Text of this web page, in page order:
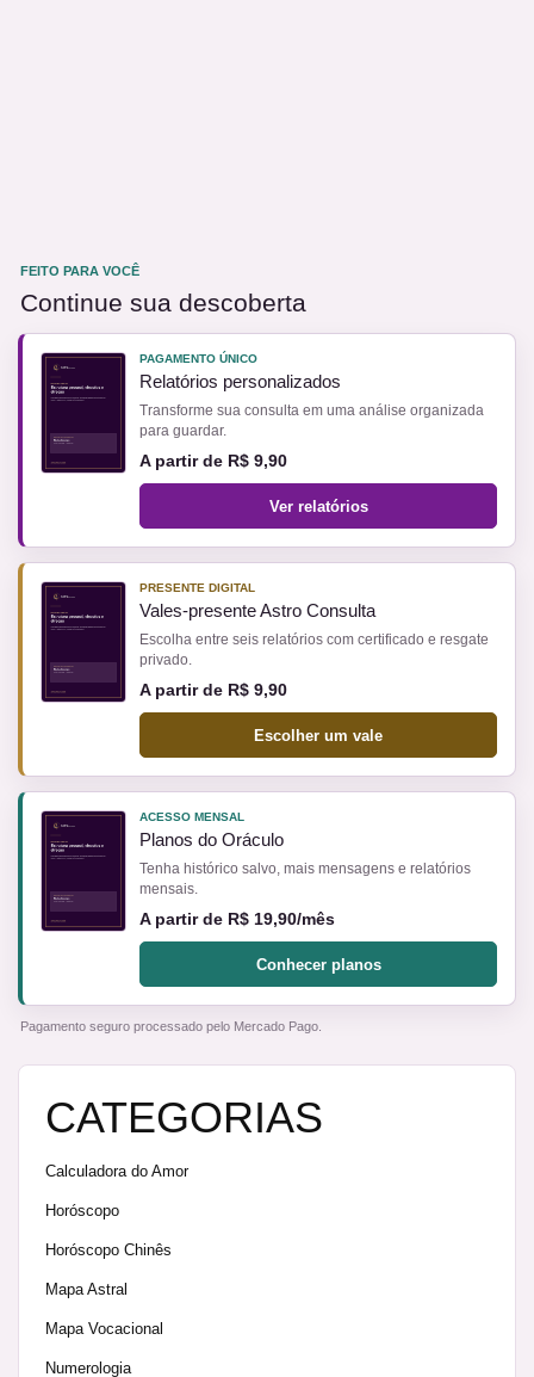
FEITO PARA VOCÊ
Continue sua descoberta
PAGAMENTO ÚNICO
Relatórios personalizados
Transforme sua consulta em uma análise organizada
para guardar.
A partir de R$ 9,90
Ver relatórios
PRESENTE DIGITAL
Vales-presente Astro Consulta
Escolha entre seis relatórios com certificado e resgate
privado.
A partir de R$ 9,90
Escolher um vale
ACESSO MENSAL
Planos do Oráculo
Tenha histórico salvo, mais mensagens e relatórios
mensais.
A partir de R$ 19,90/mês
Conhecer planos
Pagamento seguro processado pelo Mercado Pago.
CATEGORIAS
Calculadora do Amor
Horóscopo
Horóscopo Chinês
Mapa Astral
Mapa Vocacional
Numerologia